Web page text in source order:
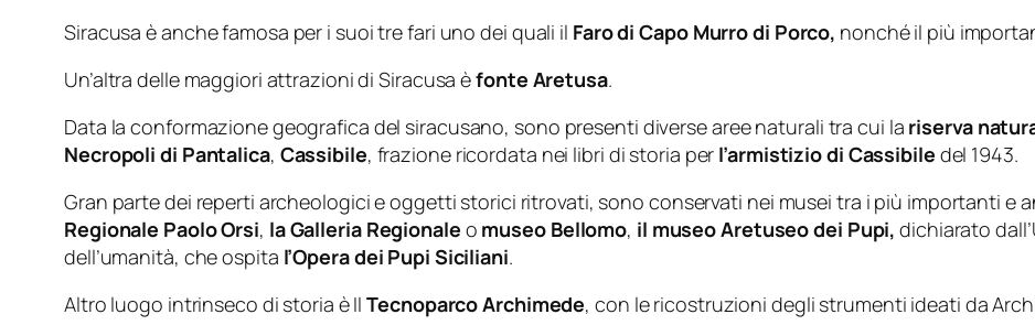
Siracusa è anche famosa per i suoi tre fari uno dei quali il Faro di Capo Murro di Porco, nonché il più
Un’altra delle maggiori attrazioni di Siracusa èfonte Aretusa.
Data la conformazione geografica del siracusano, sono presenti diverse aree naturali tra cui la riserva
Necropoli di Pantalica, Cassibile, frazione ricordata nei libri di storia per l’armistizio di Cassibile del 1943.
Gran parte dei reperti archeologici e oggetti storici ritrovati, sono conservati nei musei tra i più importanti e
Regionale Paolo Orsi, la Galleria Regionale o museo Bellomo, il museo Aretuseo dei Pupi,dichiarato
dell’umanità, che ospita l’Opera dei Pupi Siciliani.
Altro luogo intrinseco di storia è IlTecnoparco Archimede, con le ricostruzioni degli strumenti ideati da